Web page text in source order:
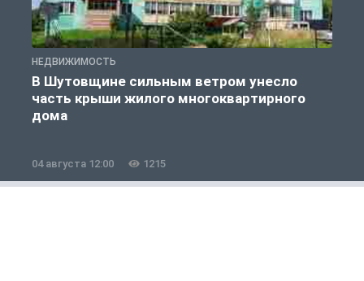
НЕДВИЖИМОСТЬ
В Шутовщине сильным ветром унесло
часть крыши жилого многоквартирного
дома
04 августа 12:00 1215